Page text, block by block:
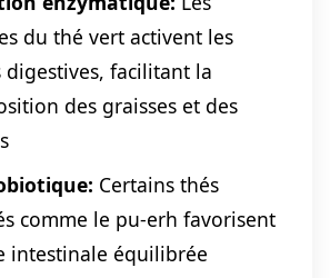
du thé vert activent les
digestives, facilitant la
des graisses et des
Certains thés
comme le pu-erh favorisent
intestinale équilibrée